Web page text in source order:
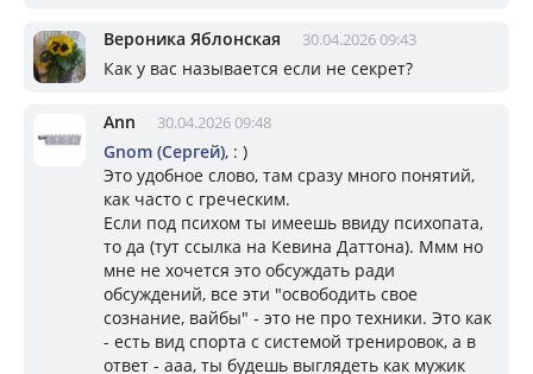
Вероника Яблонская 30.04.2026 09:43
Как у вас называется если не секрет?
Ann 30.04.2026 09:48
Gnom (Сергей), : )
Это удобное слово, там сразу много понятий,
как часто с греческим.
Если под психом ты имеешь ввиду психопата,
то да (тут ссылка на Кевина Даттона). Ммм но
мне не хочется это обсуждать ради
обсуждений, все эти "освободить свое
сознание, вайбы" - это не про техники. Это как
- есть вид спорта с системой тренировок, а в
ответ - ааа, ты будешь выглядеть как мужик